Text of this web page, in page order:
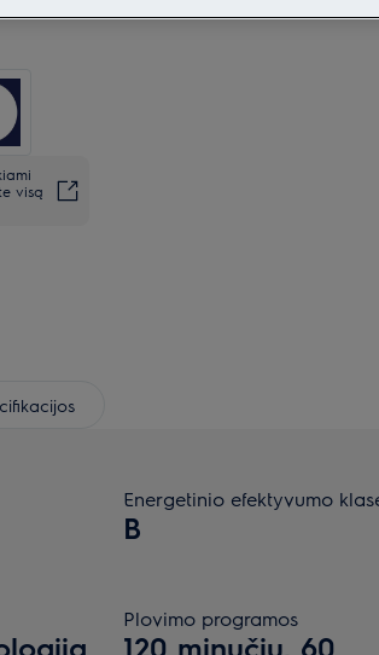
visą
Energetinio efektyvumo
B
Plovimo programos
120 minučių, 60